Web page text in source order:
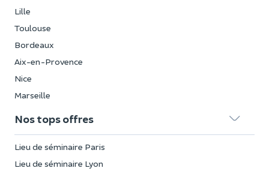
Lille
Toulouse
Bordeaux
Aix-en-Provence
Nice
Marseille
Nos tops offres
Lieu de séminaire Paris
Lieu de séminaire Lyon